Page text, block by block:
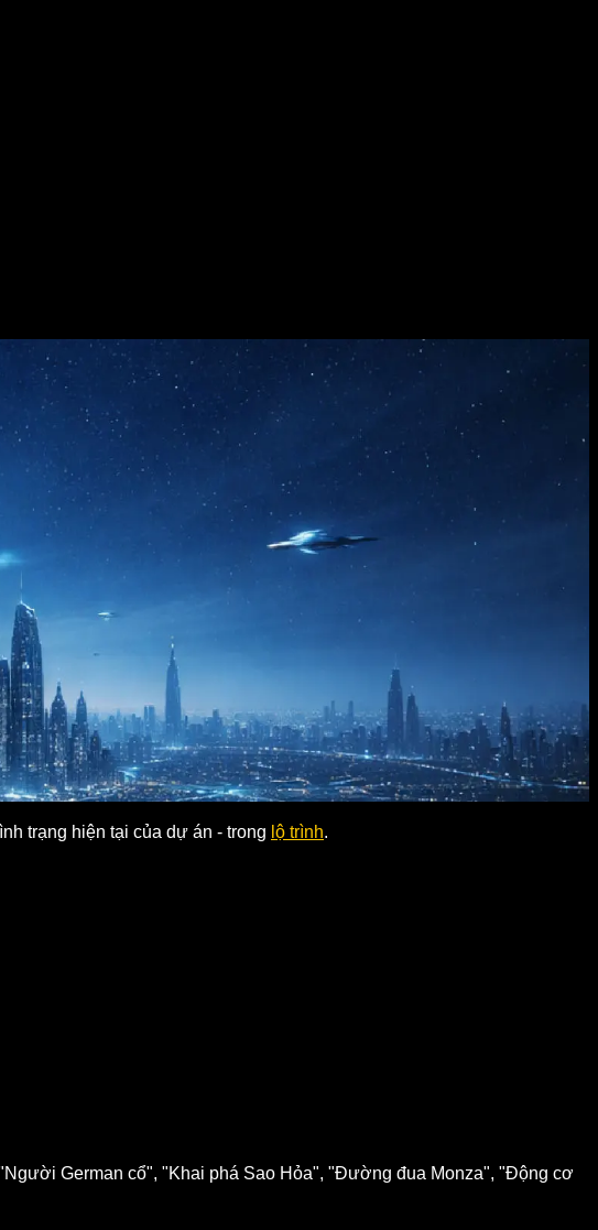
trạng hiện tại của dự án - trong lộ trình.
German cổ", "Khai phá Sao Hỏa", "Đường đua Monza", "Động cơ